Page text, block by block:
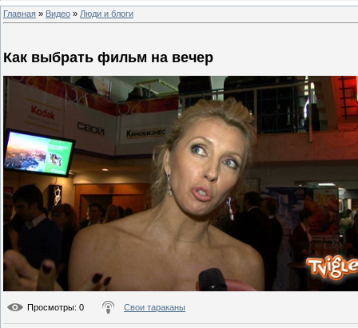
Главная » Видео » Люди и блоги
Как выбрать фильм на вечер
Просмотры: 0 Свои тараканы